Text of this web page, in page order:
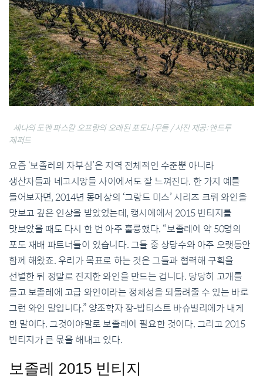
셰나의 도멘 파스칼 오프랑의 오래된 포도나무들 / 사진 제공: 앤드루
제퍼드
요즘 ‘보졸레의 자부심’은 지역 전체적인 수준뿐 아니라
생산자들과 네고시앙들 사이에서도 잘 느껴진다. 한 가지 예를
들어보자면, 2014년 몽메상의 ‘그랑드 미스’ 시리즈 크뤼 와인을
맛보고 깊은 인상을 받았었는데, 캥시에에서 2015 빈티지를
맛보았을 때도 다시 한 번 아주 훌륭했다. “보졸레에 약 50명의
포도 재배 파트너들이 있습니다. 그들 중 상당수와 아주 오랫동안
함께 해왔죠. 우리가 목표로 하는 것은 그들과 협력해 구획을
선별한 뒤 정말로 진지한 와인을 만드는 겁니다. 당당히 고개를
들고 보졸레에 고급 와인이라는 정체성을 되돌려줄 수 있는 바로
그런 와인 말입니다.” 양조학자 장-밥티스트 바슈빌리에가 내게
한 말이다. 그것이야말로 보졸레에 필요한 것이다. 그리고 2015
빈티지가 큰 몫을 해내고 있다.
보졸레 2015 빈티지